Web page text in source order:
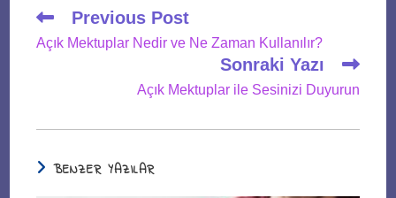
Read
more
articles
Previous Post
Açık Mektuplar Nedir ve Ne Zaman Kullanılır?
Sonraki Yazı
Açık Mektuplar ile Sesinizi Duyurun
BENZER YAZILAR